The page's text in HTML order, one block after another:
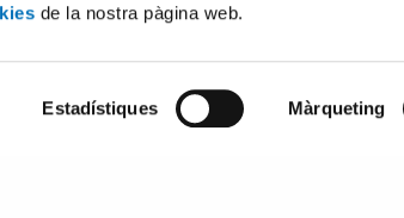
de la nostra pàgina web.
Estadístiques Màrqueting